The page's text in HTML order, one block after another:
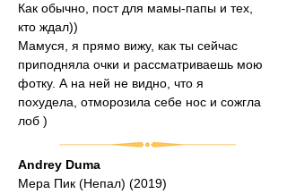
Как обычно, пост для мамы-папы и тех,
кто ждал))
Мамуся, я прямо вижу, как ты сейчас
приподняла очки и рассматриваешь мою
фотку. А на ней не видно, что я
похудела, отморозила себе нос и сожгла
лоб )
Andrey Duma
Мера Пик (Непал) (2019)